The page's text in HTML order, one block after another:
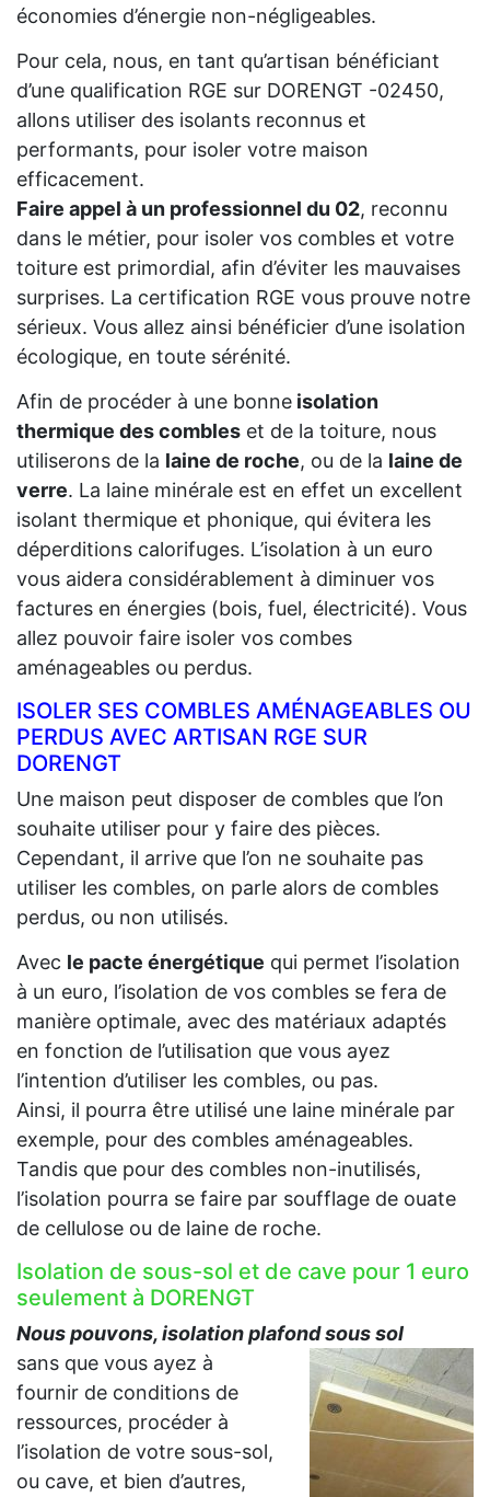
économies d’énergie non-négligeables.
Pour cela, nous, en tant qu’artisan bénéficiant
d’une qualification RGE sur DORENGT -02450,
allons utiliser des isolants reconnus et
performants, pour isoler votre maison
efficacement.
Faire appel à un professionnel du 02, reconnu
dans le métier, pour isoler vos combles et votre
toiture est primordial, afin d’éviter les mauvaises
surprises. La certification RGE vous prouve notre
sérieux. Vous allez ainsi bénéficier d’une isolation
écologique, en toute sérénité.
Afin de procéder à une bonne isolation
thermique des combles et de la toiture, nous
utiliserons de la laine de roche, ou de la laine de
verre. La laine minérale est en effet un excellent
isolant thermique et phonique, qui évitera les
déperditions calorifuges. L’isolation à un euro
vous aidera considérablement à diminuer vos
factures en énergies (bois, fuel, électricité). Vous
allez pouvoir faire isoler vos combes
aménageables ou perdus.
ISOLER SES COMBLES AMÉNAGEABLES OU
PERDUS AVEC ARTISAN RGE SUR
DORENGT
Une maison peut disposer de combles que l’on
souhaite utiliser pour y faire des pièces.
Cependant, il arrive que l’on ne souhaite pas
utiliser les combles, on parle alors de combles
perdus, ou non utilisés.
Avec le pacte énergétique qui permet l’isolation
à un euro, l’isolation de vos combles se fera de
manière optimale, avec des matériaux adaptés
en fonction de l’utilisation que vous ayez
l’intention d’utiliser les combles, ou pas.
Ainsi, il pourra être utilisé une laine minérale par
exemple, pour des combles aménageables.
Tandis que pour des combles non-inutilisés,
l’isolation pourra se faire par soufflage de ouate
de cellulose ou de laine de roche.
Isolation de sous-sol et de cave pour 1 euro
seulement à DORENGT
Nous pouvons, isolation plafond sous sol
sans que vous ayez à
fournir de conditions de
ressources, procéder à
l’isolation de votre sous-sol,
ou cave, et bien d’autres,